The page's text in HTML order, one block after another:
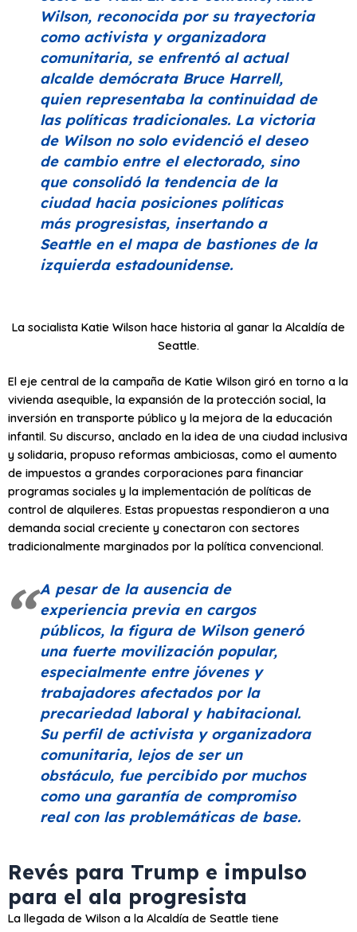
Wilson, reconocida por su trayectoria
como activista y organizadora
comunitaria, se enfrentó al actual
alcalde demócrata Bruce Harrell,
quien representaba la continuidad de
las políticas tradicionales. La victoria
de Wilson no solo evidenció el deseo
de cambio entre el electorado, sino
que consolidó la tendencia de la
ciudad hacia posiciones políticas
más progresistas, insertando a
Seattle en el mapa de bastiones de la
izquierda estadounidense.
La socialista Katie Wilson hace historia al ganar la Alcaldía de
Seattle.
El eje central de la campaña de Katie Wilson giró en torno a la
vivienda asequible, la expansión de la protección social, la
inversión en transporte público y la mejora de la educación
infantil. Su discurso, anclado en la idea de una ciudad inclusiva
y solidaria, propuso reformas ambiciosas, como el aumento
de impuestos a grandes corporaciones para financiar
programas sociales y la implementación de políticas de
control de alquileres. Estas propuestas respondieron a una
demanda social creciente y conectaron con sectores
tradicionalmente marginados por la política convencional.
A pesar de la ausencia de
experiencia previa en cargos
públicos, la figura de Wilson generó
una fuerte movilización popular,
especialmente entre jóvenes y
trabajadores afectados por la
precariedad laboral y habitacional.
Su perfil de activista y organizadora
comunitaria, lejos de ser un
obstáculo, fue percibido por muchos
como una garantía de compromiso
real con las problemáticas de base.
Revés para Trump e impulso
para el ala progresista
La llegada de Wilson a la Alcaldía de Seattle tiene